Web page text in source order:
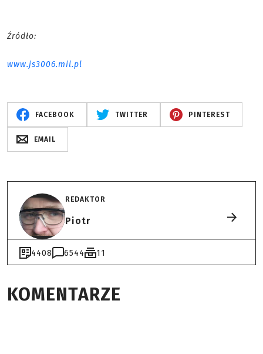
Źródło:
www.js3006.mil.pl
FACEBOOK TWITTER PINTEREST
EMAIL
REDAKTOR
Piotr
4408 6544 11
KOMENTARZE